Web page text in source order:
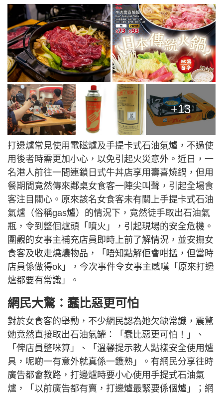
+13
打邊爐常見使用電磁爐及手提卡式石油氣爐，不過使
用後者時需更加小心，以免引起火災意外。近日，一
名港人前往一間連鎖日式牛丼店享用壽喜燒鍋，但用
餐期間竟然傳來鄰桌女食客一陣尖叫聲，引起全場食
客注目關心。原來該名女食客未有關上手提卡式石油
氣爐（俗稱gas爐）的情況下，竟然徒手取出石油氣
瓶，令到整個爐頭「噴火」，引起現場的安全危機。
圍觀的女事主補充店員即時上前了解情況，並安撫女
食客及收走燒燶物品，「唔知點解佢會咁掹，但當時
店員係做得ok」，今次事件令女事主感嘆「原來打邊
爐都要有常識」。
網民大驚：蠢比惡更可怕
對於女食客的舉動，不少網民認為她欠缺常識，震驚
她竟然直接取出石油氣罐：「蠢比惡更可怕！」、
「俾店員整咪算」、「溫馨提示教人點樣安全使用爐
具，呢啲一有意外就真係一鑊熟」。有網民分享往時
廣告都會教路，打邊爐時要小心使用手提式石油氣
爐，「以前廣告都有賣，打邊爐最緊要係個爐」；網